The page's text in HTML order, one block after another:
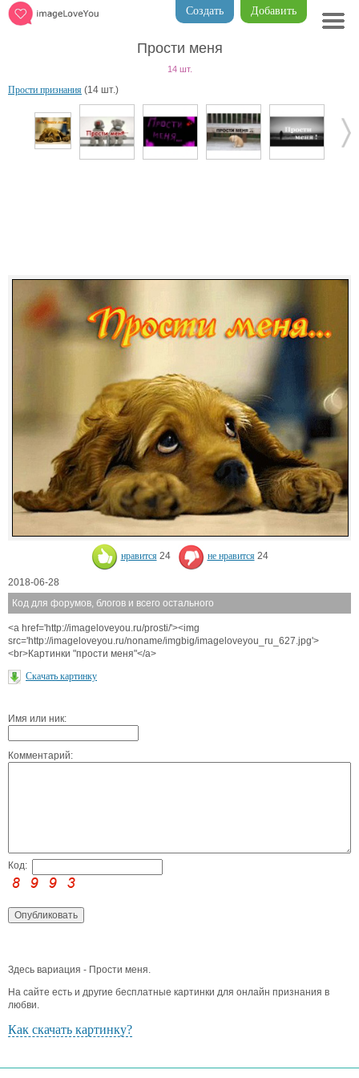
Добавить
Создать
Прости меня
14 шт.
Прости признания (14 шт.)
нравится 24 не нравится 24
2018-06-28
Код для форумов, блогов и всего остального
<a href='http://imageloveyou.ru/prosti/'><img
src='http://imageloveyou.ru/noname/imgbig/imageloveyou_ru_627.jpg'>
<br>Картинки "прости меня"</a>
Скачать картинку
Имя или ник:
Комментарий:
Код:
Здесь вариация - Прости меня.
На сайте есть и другие бесплатные картинки для онлайн признания в
любви.
Как скачать картинку?